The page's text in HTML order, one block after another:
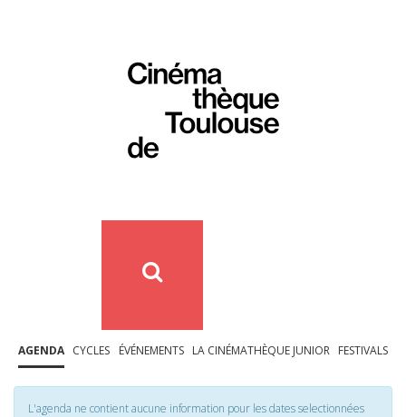
AGENDA CYCLES ÉVÉNEMENTS LA CINÉMATHÈQUE JUNIOR FESTIVALS
L'agenda ne contient aucune information pour les dates selectionnées